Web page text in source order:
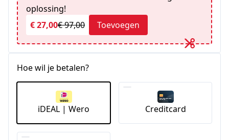
oplossing!
€ 27,00€ 97,00 Toevoegen
Hoe wil je betalen?
iDEAL | Wero Creditcard